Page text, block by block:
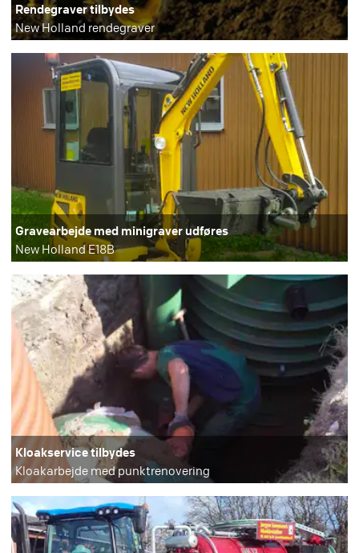
Rendegraver tilbydes
New Holland rendegraver
Gravearbejde med minigraver udføres
New Holland E18B
Kloakservice tilbydes
Kloakarbejde med punktrenovering